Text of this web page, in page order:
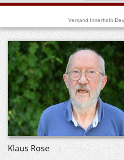
Versand innerhalb
Klaus Rose